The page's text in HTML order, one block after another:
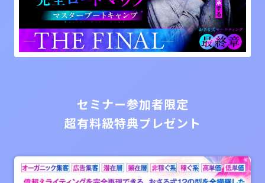
セミナー参加者限定
超有料級特典プレゼント